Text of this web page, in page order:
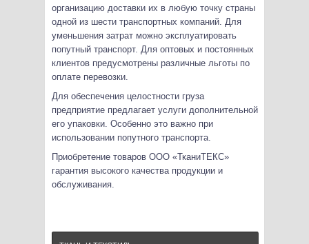
организацию доставки их в любую точку страны
одной из шести транспортных компаний. Для
уменьшения затрат можно эксплуатировать
попутный транспорт. Для оптовых и постоянных
клиентов предусмотрены различные льготы по
оплате перевозки.
Для обеспечения целостности груза
предприятие предлагает услуги дополнительной
его упаковки. Особенно это важно при
использовании попутного транспорта.
Приобретение товаров ООО «ТканиТЕКС»
гарантия высокого качества продукции и
обслуживания.